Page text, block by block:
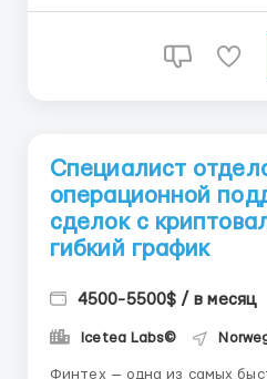
Специалист
операционной
сделок с
гибкий график
4500-5500$ / в месяц
Icetea Labs©
Финтех — одна из самых